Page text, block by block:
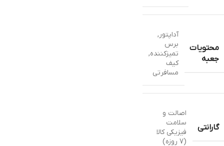
محتویات
جعبه
آداپتور,
برس
تمیزکننده,
کیف
مسافرتی
گارانتی
اصالت و
سلامت
فیزیکی کالا
(7 روزه)